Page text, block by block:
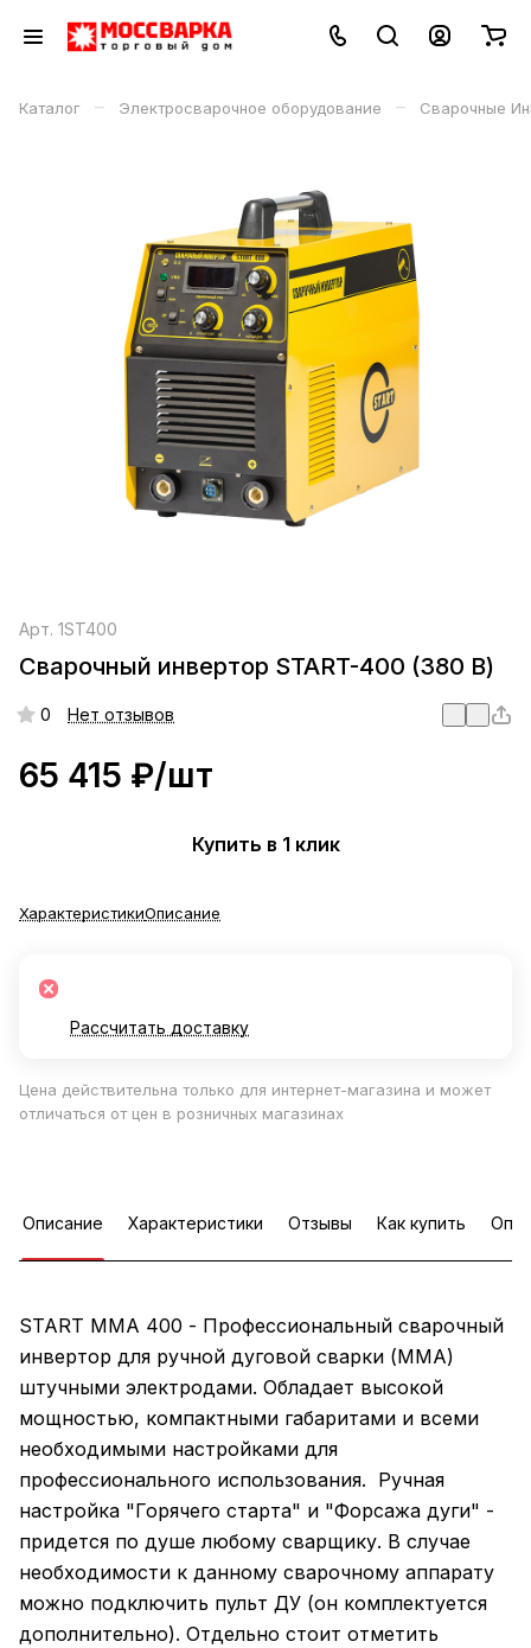
Каталог – Электросварочное оборудование – Сварочные
Арт. 1ST400
Сварочный инвертор START-400 (380 В)
0 Нет отзывов
65 415 ₽/шт
Купить в 1 клик
ХарактеристикиОписание
Рассчитать доставку
Цена действительна только для интернет-магазина и может
отличаться от цен в розничных магазинах
Описание Характеристики Отзывы Как купить
START MMA 400 - Профессиональный сварочный
инвертор для ручной дуговой сварки (MMA)
штучными электродами. Обладает высокой
мощностью, компактными габаритами и всеми
необходимыми настройками для
профессионального использования. Ручная
настройка "Горячего старта" и "Форсажа дуги" -
придется по душе любому сварщику. В случае
необходимости к данному сварочному аппарату
можно подключить пульт ДУ (он комплектуется
дополнительно). Отдельно стоит отметить